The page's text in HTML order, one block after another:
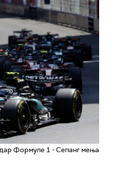
Формуле 1 - Сепанг мења